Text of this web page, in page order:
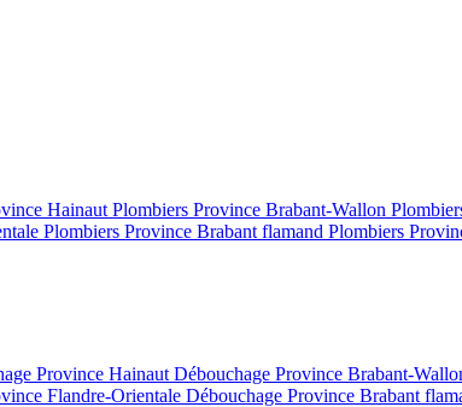
Hainaut Plombiers Province Brabant-Wallon
Plombiers Province Brabant flamand Plombiers
Province Hainaut Débouchage Province Brabant-
Flandre-Orientale Débouchage Province Brabant